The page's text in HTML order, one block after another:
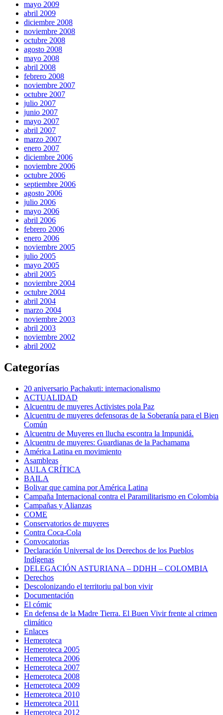
mayo 2009
abril 2009
diciembre 2008
noviembre 2008
octubre 2008
agosto 2008
mayo 2008
abril 2008
febrero 2008
noviembre 2007
octubre 2007
julio 2007
junio 2007
mayo 2007
abril 2007
marzo 2007
enero 2007
diciembre 2006
noviembre 2006
octubre 2006
septiembre 2006
agosto 2006
julio 2006
mayo 2006
abril 2006
febrero 2006
enero 2006
noviembre 2005
julio 2005
mayo 2005
abril 2005
noviembre 2004
octubre 2004
abril 2004
marzo 2004
noviembre 2003
abril 2003
noviembre 2002
abril 2002
Categorías
20 aniversario Pachakuti: internacionalismo
ACTUALIDAD
Alcuentru de muyeres Activistes pola Paz
Alcuentru de muyeres defensoras de la Soberanía para el Bien
Común
Alcuentru de Muyeres en llucha escontra la Impunidá.
Alcuentru de muyeres: Guardianas de la Pachamama
América Latina en movimiento
Asambleas
AULA CRÍTICA
BAILA
Bolivar que camina por América Latina
Campaña Internacional contra el Paramilitarismo en Colombia
Campañas y Alianzas
COME
Conservatorios de muyeres
Contra Coca-Cola
Convocatorias
Declaración Universal de los Derechos de los Pueblos
Indígenas
DELEGACIÓN ASTURIANA – DDHH – COLOMBIA
Derechos
Descolonizando el territoriu pal bon vivir
Documentación
El cómic
En defensa de la Madre Tierra. El Buen Vivir frente al crimen
climático
Enlaces
Hemeroteca
Hemeroteca 2005
Hemeroteca 2006
Hemeroteca 2007
Hemeroteca 2008
Hemeroteca 2009
Hemeroteca 2010
Hemeroteca 2011
Hemeroteca 2012